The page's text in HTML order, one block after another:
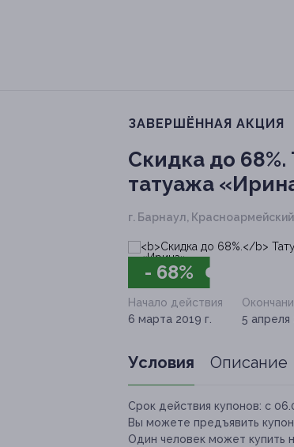
ЗАВЕРШЁННАЯ АКЦИЯ
Скидка до 68%.
татуажа
г. Барнаул,
- 68%
Начало действия
6 марта 2019 г.
5 апреля
Условия Описание
Срок действия купонов: с
Вы можете предъявить
Один человек может купить